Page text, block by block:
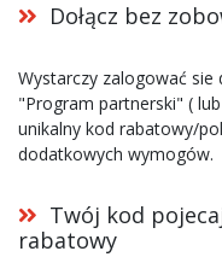
Dołącz bez
Wystarczy zalogować sie
"Program partnerski" ( lub
unikalny kod rabatowy/
dodatkowych wymogów.
Twój kod
rabatowy